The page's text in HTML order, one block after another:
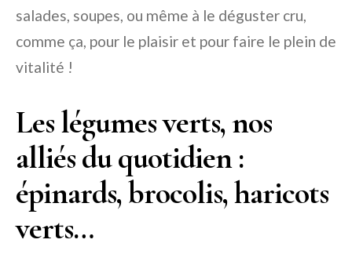
salades, soupes, ou même à le déguster cru,
comme ça, pour le plaisir et pour faire le plein de
vitalité !
Les légumes verts, nos
alliés du quotidien :
épinards, brocolis, haricots
verts…